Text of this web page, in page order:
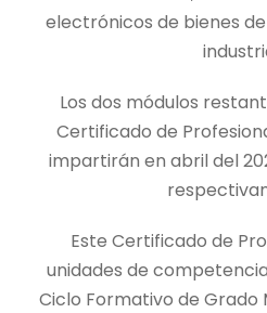
electrónicos de bienes
Los dos módulos
Certificado de
impartirán en abril del
Este Certificado de
unidades de
Ciclo Formativo de Grado